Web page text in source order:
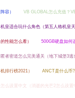
阵容） VB GLOBAL怎么充值？
机皇适合玩什么角色（第五人格机皇天
的性能怎么看） 500GB硬盘如何
匿者密道怎么完美通关（地下城堡3逃
机排行榜2021） ANCT是什么币
怎么设置中文（消逝的光芒2怎么设置